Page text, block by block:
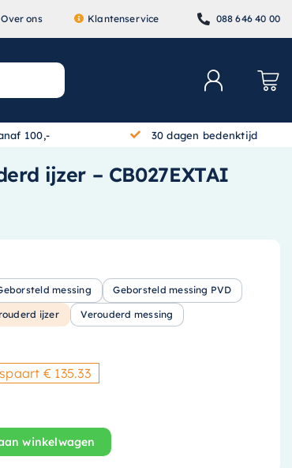
Over ons Klantenservice 088 646 40 00
100,- 30 dagen bedenktijd
ijzer – CB027EXTAI
messing Geborsteld messing PVD
ijzer Verouderd messing
prijs was: €
prijs is: € 491,25.
€ 135.33
Inbouwthermostaat - Met 1 Stopkranen -
winkelwagen